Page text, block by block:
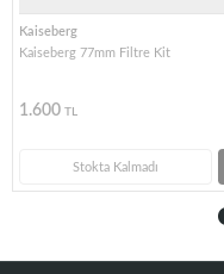
Kaiseberg
Kaiseberg 77mm Filtre Kit
1.600 TL
Stokta Kalmadı